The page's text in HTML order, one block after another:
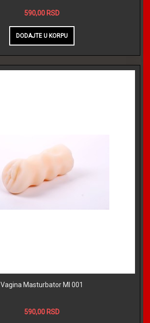
590,00 RSD
Vagina Masturbator MI 001
590,00 RSD